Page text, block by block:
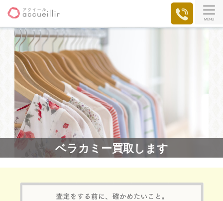
MENU
ベラカミー買取します